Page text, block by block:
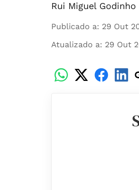
Rui Miguel Godinho
Publicado a: 29 Out
Atualizado a: 29 Out